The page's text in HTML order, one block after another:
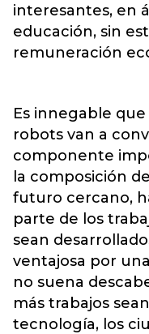
interesantes, en
educación, sin
remuneración
Es innegable
robots van a
componente
la composición
futuro cercano,
parte de los
sean
ventajosa por
no suena
más trabajos
tecnología, los